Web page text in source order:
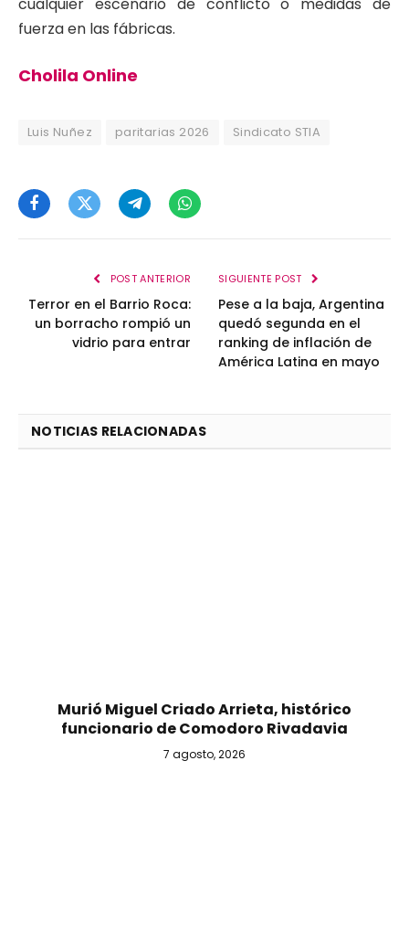
fuerza en las fábricas.
Cholila Online
Luis Nuñez paritarias 2026 Sindicato STIA
FacebookTwitterTelegramWhatsApp
POST ANTERIOR
Terror en el Barrio Roca:
un borracho rompió un
vidrio para entrar
SIGUIENTE POST
Pese a la baja, Argentina
quedó segunda en el
ranking de inflación de
América Latina en mayo
NOTICIAS RELACIONADAS
Murió Miguel Criado Arrieta, histórico
funcionario de Comodoro Rivadavia
7 agosto, 2026